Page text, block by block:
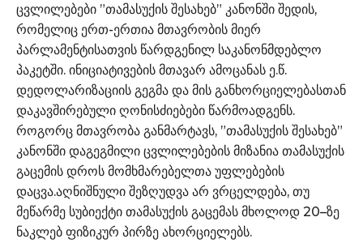
ცვლილებები ”თამასუქის შესახებ” კანონში შედის,
რომელიც ერთ-ერთია მთავრობის მიერ
პარლამენტისათვის წარდგენილ საკანონმდებლო
პაკეტში. ინიციატივების მთავარ ამოცანას ე.წ.
დედოლარიზაციის გეგმა და მის განხორციელებასთან
დაკავშირებული ღონისძიებები წარმოადგენს.
როგორც მთავრობა განმარტავს, ”თამასუქის შესახებ”
კანონში დაგეგმილი ცვლილებების მიზანია თამასუქის
გაცემის დროს მომხმარებელთა უფლებების
დაცვა.აღნიშნული შეზღუდვა არ ვრცელდება, თუ
მეწარმე სუბიექტი თამასუქის გაცემას მხოლოდ 20–ზე
ნაკლებ ფიზიკურ პირზე ახორციელებს.